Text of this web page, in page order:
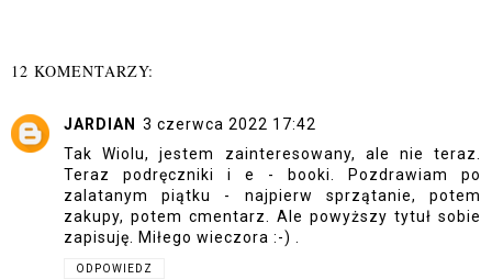
12 KOMENTARZY:
JARDIAN
3 czerwca 2022 17:42
Tak Wiolu, jestem zainteresowany, ale nie teraz.
Teraz podręczniki i e - booki. Pozdrawiam po
zalatanym piątku - najpierw sprzątanie, potem
zakupy, potem cmentarz. Ale powyższy tytuł sobie
zapisuję. Miłego wieczora :-) .
ODPOWIEDZ